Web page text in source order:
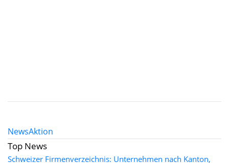
NewsAktion
Top News
Schweizer Firmenverzeichnis: Unternehmen nach Kanton,